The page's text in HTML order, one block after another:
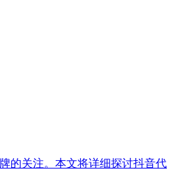
的关注。本文将详细探讨抖音代